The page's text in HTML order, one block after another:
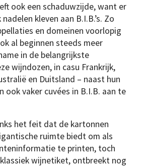
ook een schaduwzijde, want er
kleven aan B.I.B.’s. Zo
en domeinen voorlopig
al beginnen steeds meer
in de belangrijkste
wijndozen, in casu Frankrijk,
en Duitsland – naast hun
ook vaker cuvées in B.I.B. aan te
het feit dat de kartonnen
ruimte biedt om als
te printen, toch
wijnetiket, ontbreekt nog